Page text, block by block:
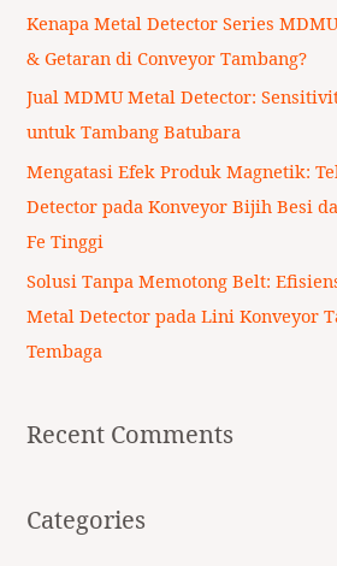
:
Kenapa Metal Detector Series
& Getaran di Conveyor Tambang?
Jual MDMU Metal Detector:
untuk Tambang Batubara
Mengatasi Efek Produk Magnetik:
Detector pada Konveyor Bijih Besi
Fe Tinggi
Solusi Tanpa Memotong Belt:
Metal Detector pada Lini Konveyor
Tembaga
Recent Comments
Categories